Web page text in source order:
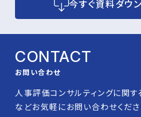
今すぐ資料ダウ
CONTACT
お問い合わせ
人事評価コンサルティングに関す
などお気軽にお問い合わせくださ